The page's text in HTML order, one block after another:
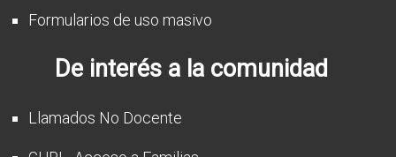
Formularios de uso masivo
De interés a la comunidad
Llamados No Docente